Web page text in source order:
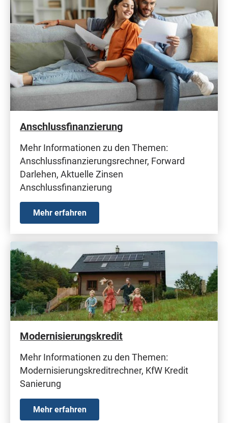
Anschlussfinanzierung
Mehr Informationen zu den Themen:
Anschlussfinanzierungsrechner, Forward
Darlehen, Aktuelle Zinsen
Anschlussfinanzierung
Mehr erfahren
Modernisierungskredit
Mehr Informationen zu den Themen:
Modernisierungskreditrechner, KfW Kredit
Sanierung
Mehr erfahren